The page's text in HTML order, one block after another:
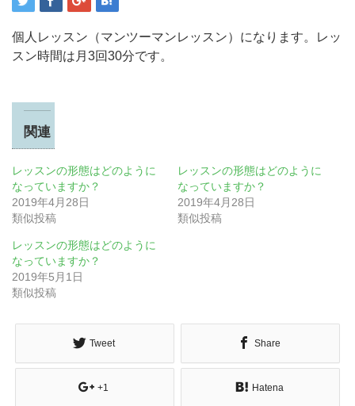
個人レッスン（マンツーマンレッスン）になります。レッ
スン時間は月3回30分です。
関連
レッスンの形態はどのように
なっていますか？
2019年4月28日
類似投稿
レッスンの形態はどのように
なっていますか？
2019年4月28日
類似投稿
レッスンの形態はどのように
なっていますか？
2019年5月1日
類似投稿
Tweet Share
+1 Hatena